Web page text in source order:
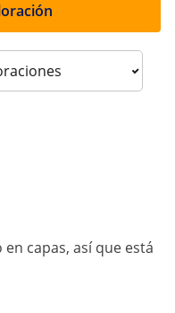
capas, así que está